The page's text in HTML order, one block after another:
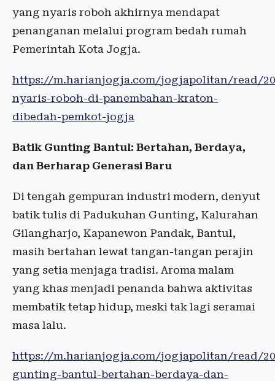
yang nyaris roboh akhirnya mendapat
penanganan melalui program bedah rumah
Pemerintah Kota Jogja.
https://m.harianjogja.com/jogjapolitan/read/
nyaris-roboh-di-panembahan-kraton-
dibedah-pemkot-jogja
Batik Gunting Bantul: Bertahan, Berdaya,
dan Berharap Generasi Baru
Di tengah gempuran industri modern, denyut
batik tulis di Padukuhan Gunting, Kalurahan
Gilangharjo, Kapanewon Pandak, Bantul,
masih bertahan lewat tangan-tangan perajin
yang setia menjaga tradisi. Aroma malam
yang khas menjadi penanda bahwa aktivitas
membatik tetap hidup, meski tak lagi seramai
masa lalu.
https://m.harianjogja.com/jogjapolitan/read/
gunting-bantul-bertahan-berdaya-dan-